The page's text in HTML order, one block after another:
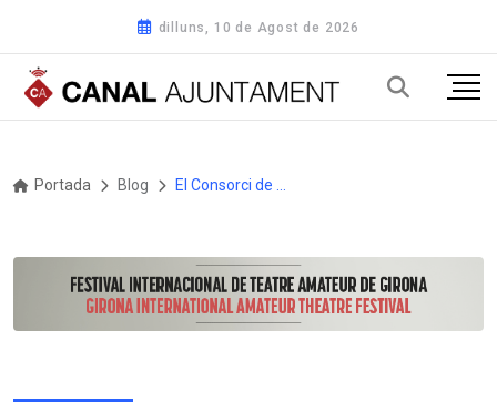
dilluns, 10 de Agost de 2026
Portada Blog